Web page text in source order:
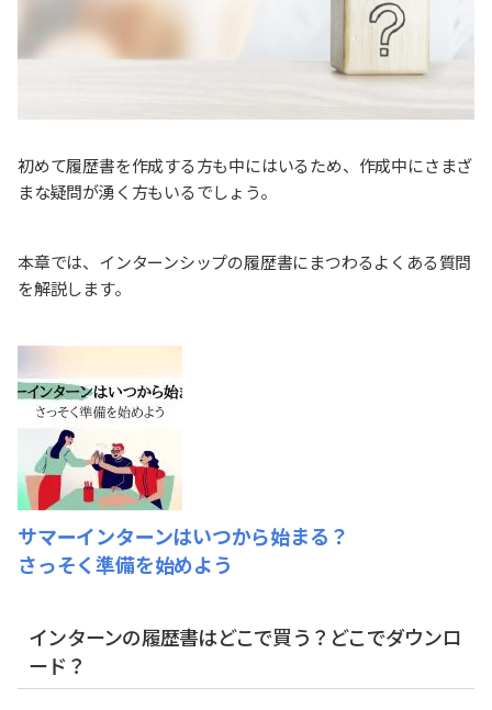
初めて履歴書を作成する方も中にはいるため、作成中にさまざ
まな疑問が湧く方もいるでしょう。
本章では、インターンシップの履歴書にまつわるよくある質問
を解説します。
サマーインターンはいつから始まる？
さっそく準備を始めよう
インターンの履歴書はどこで買う？どこでダウンロ
ード？